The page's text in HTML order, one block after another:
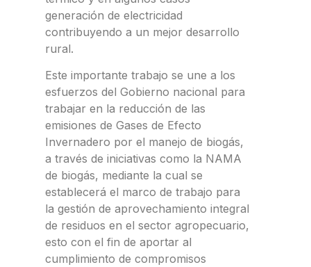
generación de electricidad
contribuyendo a un mejor desarrollo
rural.
Este importante trabajo se une a los
esfuerzos del Gobierno nacional para
trabajar en la reducción de las
emisiones de Gases de Efecto
Invernadero por el manejo de biogás,
a través de iniciativas como la NAMA
de biogás, mediante la cual se
establecerá el marco de trabajo para
la gestión de aprovechamiento integral
de residuos en el sector agropecuario,
esto con el fin de aportar al
cumplimiento de compromisos